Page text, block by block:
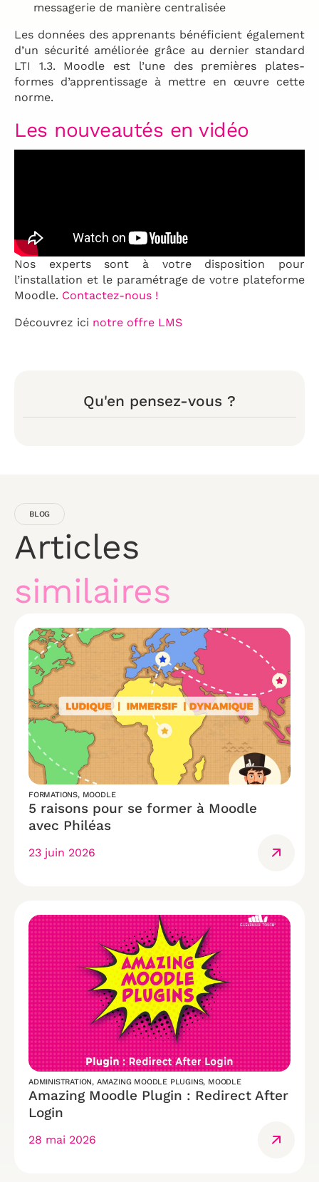
messagerie de manière centralisée
Les données des apprenants bénéficient également
d’un sécurité améliorée grâce au dernier standard
LTI 1.3. Moodle est l’une des premières plates-
formes d’apprentissage à mettre en œuvre cette
norme.
Les nouveautés en vidéo
Nos experts sont à votre disposition pour
l’installation et le paramétrage de votre plateforme
Moodle. Contactez-nous !
Découvrez ici notre offre LMS
Qu'en pensez-vous ?
BLOG
Articles
similaires
FORMATIONS, MOODLE
5 raisons pour se former à Moodle
avec Philéas
23 juin 2026
ADMINISTRATION, AMAZING MOODLE PLUGINS, MOODLE
Amazing Moodle Plugin : Redirect After
Login
28 mai 2026